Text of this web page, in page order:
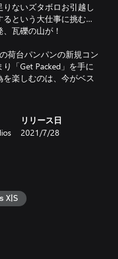
ないズタボロお引越し
るという大仕事に挑む…
瓦礫の山が！
荷台パンパンの新規コン
「Get Packed」を手に
楽しむのは、今がベス
リリース日
2021/7/28
X|S